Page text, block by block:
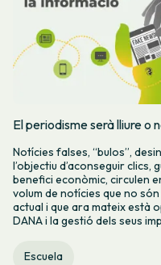
El periodisme serà lliure o
Notícies falses, “bulos”,
l’objectiu d’aconseguir
benefici econòmic, circulen
volum de notícies que no
actual i que ara mateix està
DANA i la gestió dels seus
Escuela